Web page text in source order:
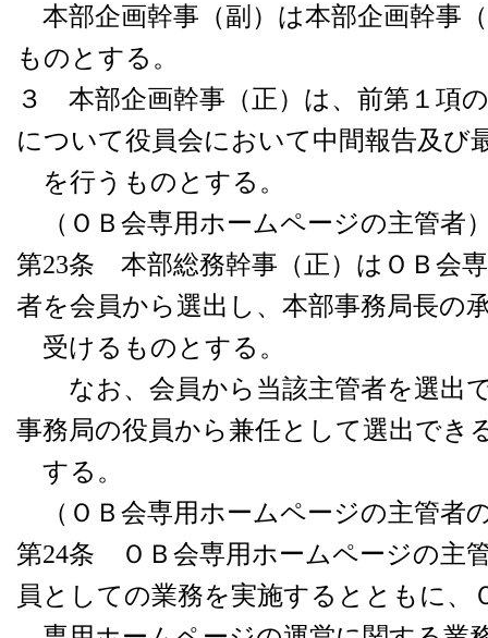
本部企画幹事（副）は本部企画幹事
ものとする。
３ 本部企画幹事（正）は、前第１項
について役員会において中間報告及び
を行うものとする。
（ＯＢ会専用ホームページの主管者
第23条 本部総務幹事（正）はＯＢ会
者を会員から選出し、本部事務局長の
受けるものとする。
なお、会員から当該主管者を選出
事務局の役員から兼任として選出でき
する。
（ＯＢ会専用ホームページの主管者
第24条 ＯＢ会専用ホームページの主
員としての業務を実施するとともに、